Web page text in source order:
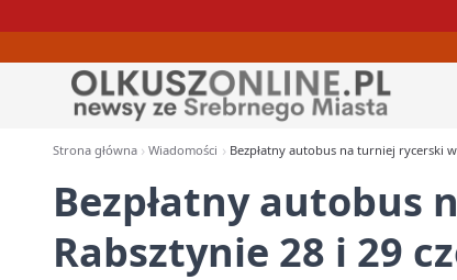
Strona główna Wiadomości Bezpłatny autobus na turniej rycerski
Bezpłatny autobus
Rabsztynie 28 i 29